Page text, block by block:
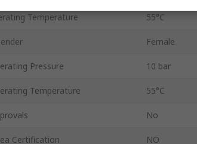
Temperature 55°C
Female
Pressure 10 bar
Temperature 55°C
No
Certification NO